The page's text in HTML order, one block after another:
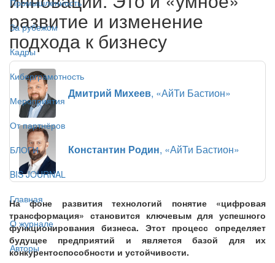
Промышленность
За рубежом
Кадры
Киберграмотность
Мероприятия
От партнёров
БЛОГИ
BIS JOURNAL
Главная
О журнале
Авторы
развитие и изменение
подхода к бизнесу
Дмитрий Михеев, «АйТи Бастион»
Константин Родин, «АйТи Бастион»
На фоне развития технологий понятие «цифровая
трансформация» становится ключевым для успешного
функционирования бизнеса. Этот процесс определяет
будущее предприятий и является базой для их
конкурентоспособности и устойчивости.